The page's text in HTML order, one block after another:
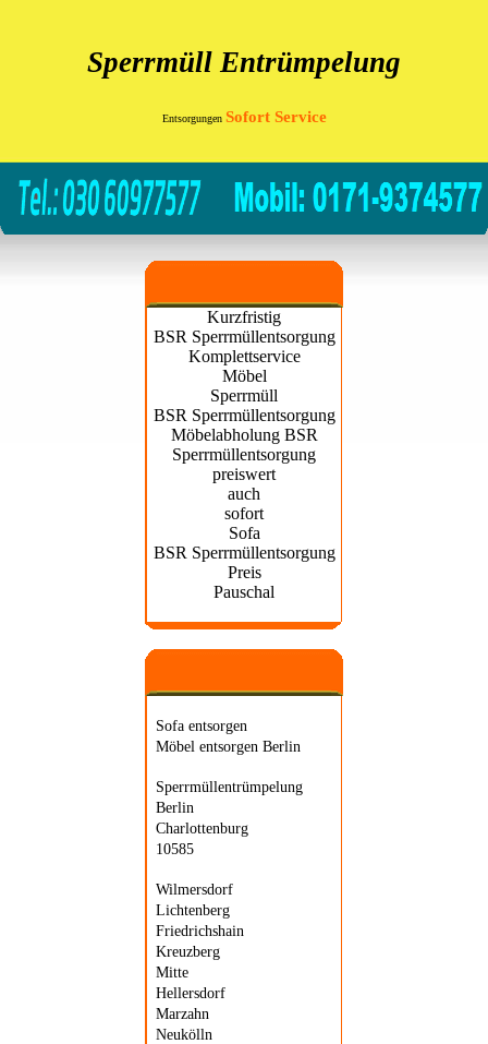
Sperrmüll Entrümpelung
Entsorgungen Sofort Service
Kurzfristig
BSR Sperrmüllentsorgung
Komplettservice
Möbel
Sperrmüll
BSR Sperrmüllentsorgung
Möbelabholung BSR
Sperrmüllentsorgung
preiswert
auch
sofort
Sofa
BSR Sperrmüllentsorgung
Preis
Pauschal
Sofa entsorgen
Möbel entsorgen Berlin
Sperrmüllentrümpelung
Berlin
Charlottenburg
10585
Wilmersdorf
Lichtenberg
Friedrichshain
Kreuzberg
Mitte
Hellersdorf
Marzahn
Neukölln